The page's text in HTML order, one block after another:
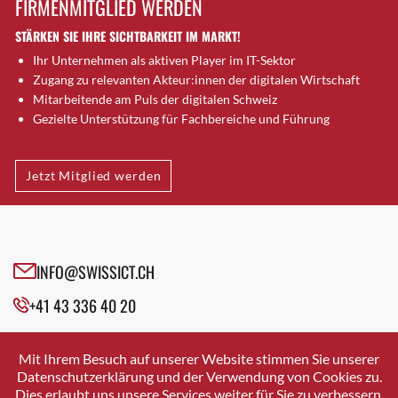
Brütten
Bubendorf
Bubikon
Buchs (SG)
Burgdorf
Bülach
Cazis
Cham
Davos Platz
Davos Platz 1
Dietikon
Dietlikon
FIRMENMITGLIED WERDEN
STÄRKEN SIE IHRE SICHTBARKEIT IM MARKT!
Ihr Unternehmen als aktiven Player im IT-Sektor
Zugang zu relevanten Akteur:innen der digitalen Wirtschaft
Mitarbeitende am Puls der digitalen Schweiz
Gezielte Unterstützung für Fachbereiche und Führung
Jetzt Mitglied werden
INFO@SWISSICT.CH
+41 43 336 40 20
SWISSICT
VULKANSTRASSE 120
8048 ZURICH
Mit Ihrem Besuch auf unserer Website stimmen Sie unserer
Datenschutzerklärung und der Verwendung von Cookies zu.
Dies erlaubt uns unsere Services weiter für Sie zu verbessern.